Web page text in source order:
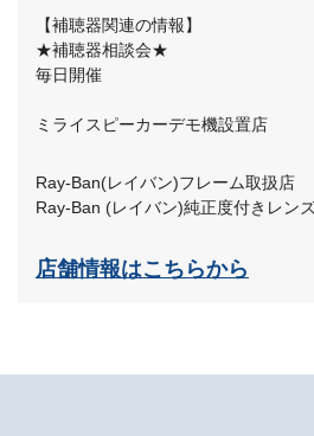
【補聴器関連の情報】
★補聴器相談会★
毎日開催
ミライスピーカーデモ機設置店
Ray-Ban(レイバン)フレーム取扱店
Ray-Ban (レイバン)純正度付きレン
店舗情報はこちらから